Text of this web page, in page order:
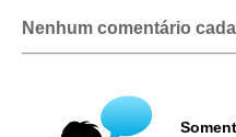
Nenhum comentário